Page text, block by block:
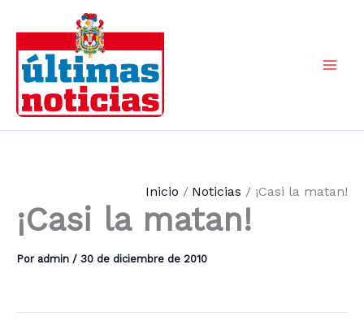
contenido
Inicio Noticias ¡Casi la matan!
¡Casi la matan!
Por admin / 30 de diciembre de 2010